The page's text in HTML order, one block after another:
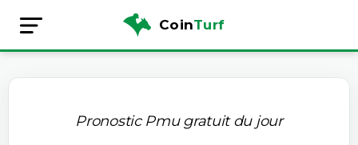
CoinTurf
Pronostic Pmu gratuit du jour